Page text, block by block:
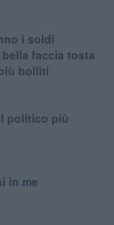
i soldi
faccia tosta
bolliti
politico più
in me